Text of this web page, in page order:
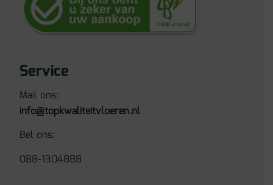
Service
Mail ons:
info@topkwaliteitvloeren.nl
Bel ons:
088-1304888